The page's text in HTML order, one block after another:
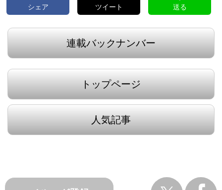
シェア ツイート 送る
連載バックナンバー
トップページ
人気記事